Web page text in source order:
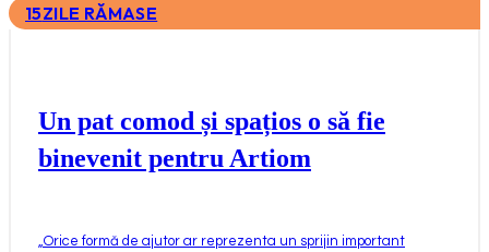
15ZILE RĂMASE
Un pat comod și spațios o să fie
binevenit pentru Artiom
Orice formă de ajutor ar reprezenta un sprijin important